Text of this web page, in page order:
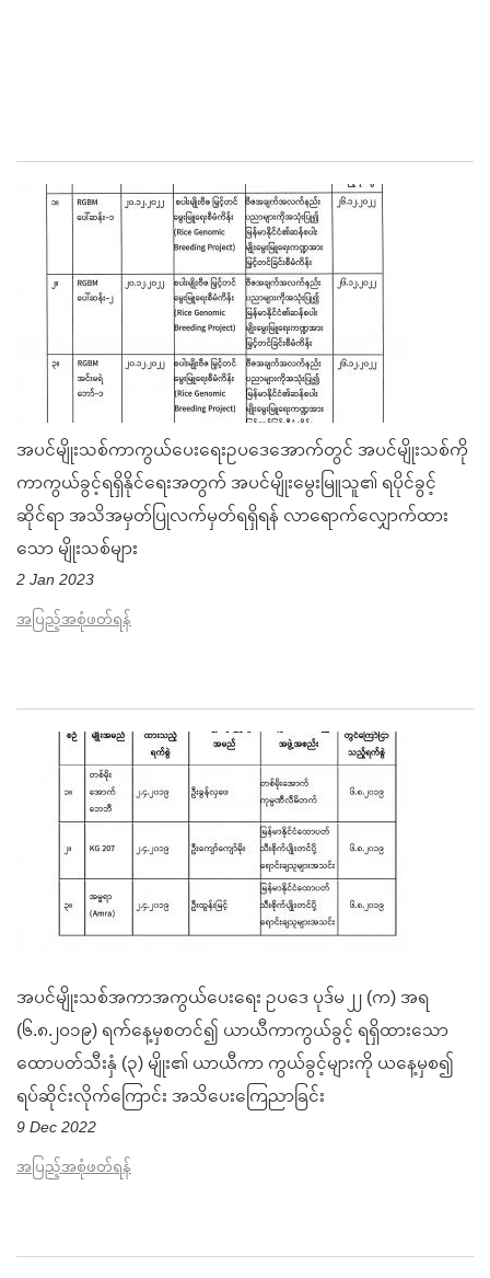
အပင်မျိုးသစ်ကာကွယ်ပေးရေးဥပဒေအောက်တွင် အပင်မျိုးသစ်ကို
ကာကွယ်ခွင့်ရရှိနိုင်ရေးအတွက် အပင်မျိုးမွေးမြူသူ၏ ရပိုင်ခွင့်
ဆိုင်ရာ အသိအမှတ်ပြုလက်မှတ်ရရှိရန် လာရောက်လျှောက်ထား
သော မျိုးသစ်များ
2 Jan 2023
အပြည့်အစုံဖတ်ရန်
အပင်မျိုးသစ်အကာအကွယ်ပေးရေး ဥပဒေ ပုဒ်မ ၂၂ (က) အရ
(၆.၈.၂၀၁၉) ရက်နေ့မှစတင်၍ ယာယီကာကွယ်ခွင့် ရရှိထားသော
ထောပတ်သီးနှံ (၃) မျိုး၏ ယာယီကာ ကွယ်ခွင့်များကို ယနေ့မှစ၍
ရပ်ဆိုင်းလိုက်ကြောင်း အသိပေးကြေညာခြင်း
9 Dec 2022
အပြည့်အစုံဖတ်ရန်